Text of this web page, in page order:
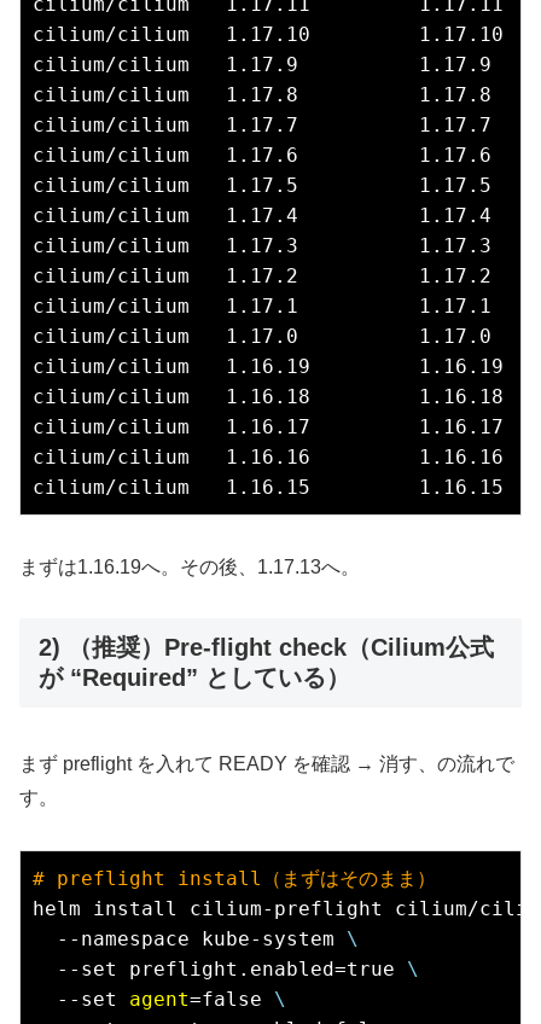
cilium/cilium   1.17.10         1.17.10
cilium/cilium   1.17.9          1.17.9
cilium/cilium   1.17.8          1.17.8
cilium/cilium   1.17.7          1.17.7
cilium/cilium   1.17.6          1.17.6
cilium/cilium   1.17.5          1.17.5
cilium/cilium   1.17.4          1.17.4
cilium/cilium   1.17.3          1.17.3
cilium/cilium   1.17.2          1.17.2
cilium/cilium   1.17.1          1.17.1
cilium/cilium   1.17.0          1.17.0
cilium/cilium   1.16.19         1.16.19
cilium/cilium   1.16.18         1.16.18
cilium/cilium   1.16.17         1.16.17
cilium/cilium   1.16.16         1.16.16
まずは1.16.19へ。その後、1.17.13へ。
2) （推奨）Pre-flight check（Cilium公式
が “Required” としている）
まず preflight を入れて READY を確認 → 消す、の流れで
す。
# preflight install（まずはそのまま）
helm install cilium-preflight cilium/
  --namespace kube-system
\
  --set preflight.enabled=true
\
  --set
agent=false \